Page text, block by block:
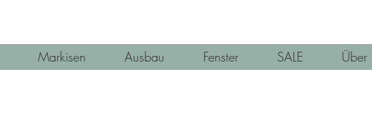
Markisen Ausbau Fenster SALE Über